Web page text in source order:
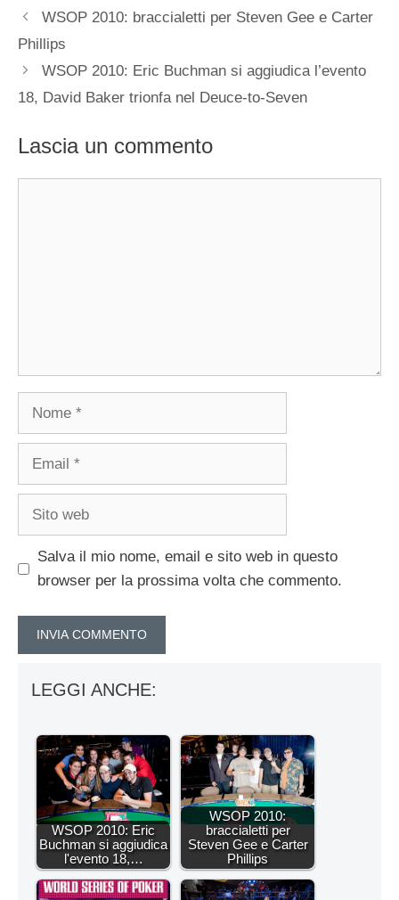
WSOP 2010: braccialetti per Steven Gee e Carter
Phillips
WSOP 2010: Eric Buchman si aggiudica l’evento
18, David Baker trionfa nel Deuce-to-Seven
Lascia un commento
Nome
Email
Sito
Salva il mio nome, email e sito web in questo
browser per la prossima volta che commento.
LEGGI ANCHE:
WSOP 2010: Eric
Buchman si aggiudica
l'evento 18,…
WSOP 2010:
braccialetti per
Steven Gee e Carter
Phillips